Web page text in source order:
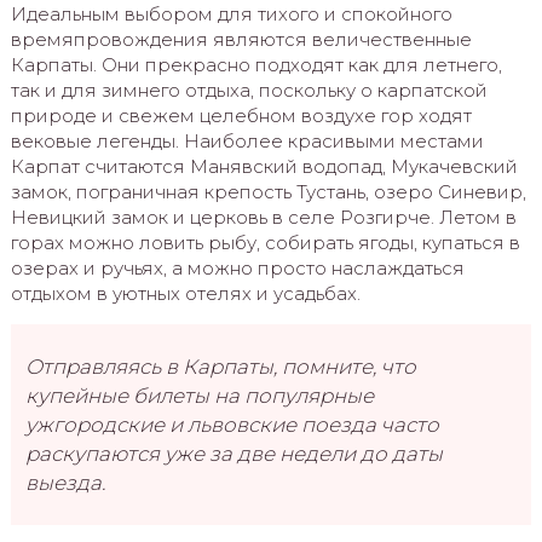
Идеальным выбором для тихого и спокойного
времяпровождения являются величественные
Карпаты. Они прекрасно подходят как для летнего,
так и для зимнего отдыха, поскольку о карпатской
природе и свежем целебном воздухе гор ходят
вековые легенды. Наиболее красивыми местами
Карпат считаются Манявский водопад, Мукачевский
замок, пограничная крепость Тустань, озеро Синевир,
Невицкий замок и церковь в селе Розгирче. Летом в
горах можно ловить рыбу, собирать ягоды, купаться в
озерах и ручьях, а можно просто наслаждаться
отдыхом в уютных отелях и усадьбах.
Отправляясь в Карпаты, помните, что
купейные билеты на популярные
ужгородские и львовские поезда часто
раскупаются уже за две недели до даты
выезда.